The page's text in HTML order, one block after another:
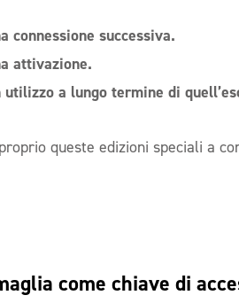
connessione successiva.
attivazione.
utilizzo a lungo termine di
queste edizioni speciali a
come chiave di